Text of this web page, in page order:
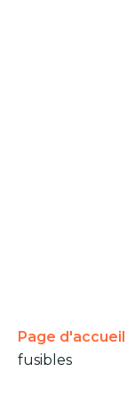
Page d'accueil
fusibles